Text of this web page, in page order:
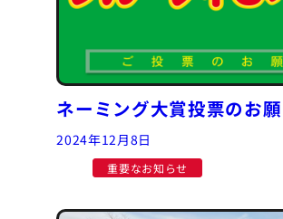
ネーミング大賞投票のお
2024年12月8日
重要なお知らせ